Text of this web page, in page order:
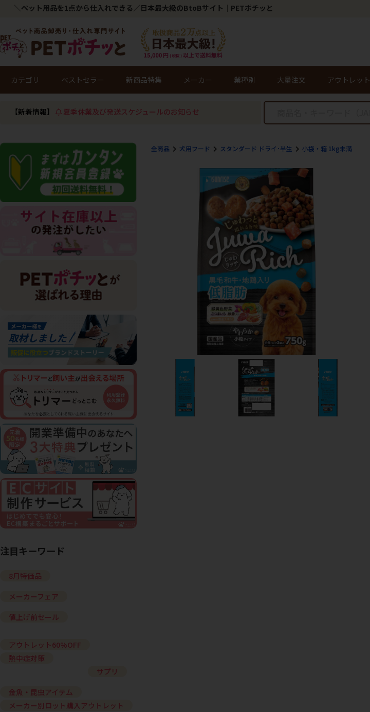
＼ペット用品を1点から仕入れできる／日本最大級のBtoBサイト｜PETポチッと
カテゴリ ベストセラー 新商品特集 メーカー 業種別 大量注文 アウトレット
【新着情報】 夏季休業及び発送スケジュールのお知らせ
全商品 犬用フード スタンダード ドライ･半生 小袋・箱 1kg未満
注目キーワード
8月特価品
メーカーフェア
値上げ前セール
アウトレット60%OFF
熱中症対策
サプリ
金魚・昆虫アイテム
メーカー別ロット購入アウトレット